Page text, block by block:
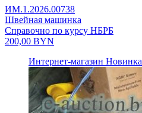
ИМ.1.2026.00738
Швейная машинка
Справочно по курсу НБРБ
200,00 BYN
Интернет-магазин Новинка